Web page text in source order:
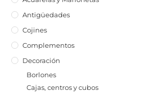
Antigüedades
Cojines
Complementos
Decoración
Borlones
Cajas, centros y cubos